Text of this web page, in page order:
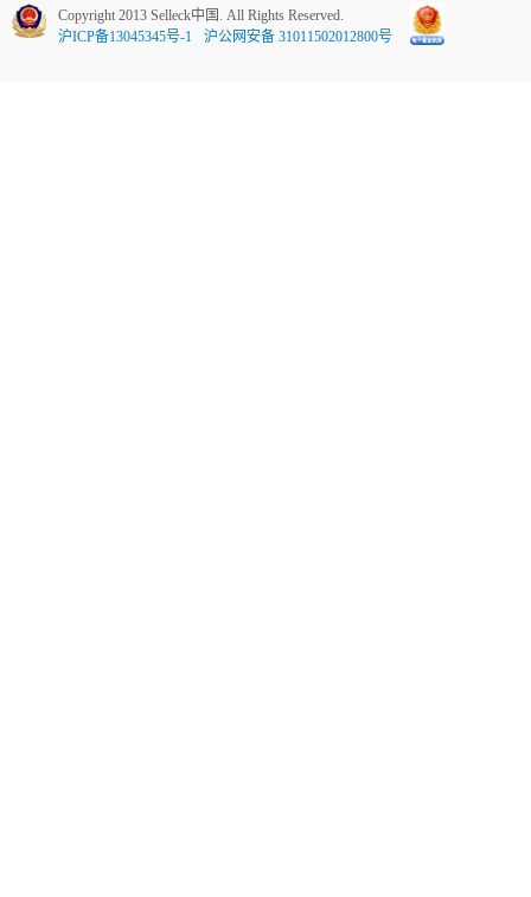
Copyright 2013 Selleck中国. All Rights Reserved.
沪ICP备13045345号-1
沪公网安备 31011502012800号